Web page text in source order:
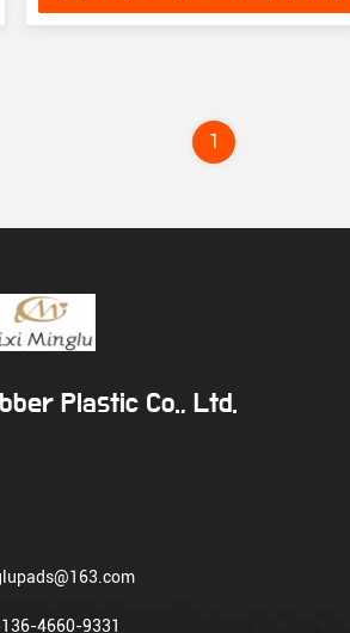
1
Plastic Co., Ltd.
4660-9331